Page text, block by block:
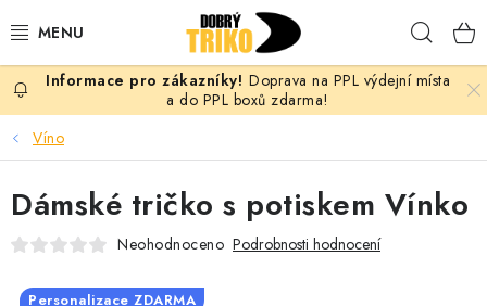
na
PRO ŽENY
PRO MUŽE
PRO DĚTI
Doprava na PPL výdejní místa
a do PPL boxů zdarma!
Víno
Dámské tričko s potiskem Vínko
Neohodnoceno Podrobnosti hodnocení
Personalizace ZDARMA